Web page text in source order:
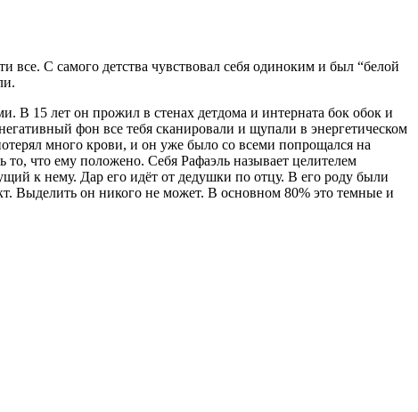
С самого детства чувствовал себя одиноким и был “белой
В 15 лет он прожил в стенах детдома и интерната бок обок и
фон все тебя сканировали и щупали в энергетическом
много крови, и он уже было со всеми попрощался на
что ему положено. Себя Рафаэль называет целителем
к нему. Дар его идёт от дедушки по отцу. В его роду были
он никого не может. В основном 80% это темные и